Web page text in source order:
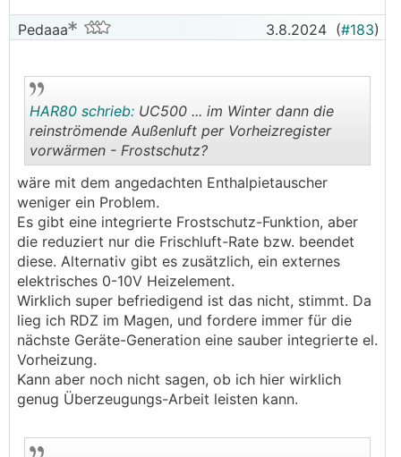
umgesetzt von @helyx:
https://www.energiesparhaus.at/forum-hydraulik-fbh
897_4#563253
Und weiters hat auch noch @Leitwolf ein paar sehr
gute Ideen, für eine Nachrüstvariante, die evtl. sogar
auch für die Masse tauglich sein könnte.
Was gibt es fertiges am Markt?
A. KWL-Geräte mit aktiver Heizung/Kühlung:
Zum einen gibt es "aktive" KWL Geräte, die eigentlich
zur Verwendung als Luftheizung für Passivhäuser
konzipiert sind:
z.B. Pichler PKOM4, Nilan Compact P oder Combi
Polar.
Die können als Umkehrfunktion auch Kühlen, und
damit die Luft auch entfeuchten.
Nachteil ist, die entfeuchtete Zuluft kommt dann
Also muss entweder die gesamte Zuluft-Verrohrung
Pedaaa 3.8.2024 (#183)
..
HAR80 schrieb: UC500 ... im Winter dann die
reinströmende Außenluft per Vorheizregister
vorwärmen - Frostschutz?
wäre mit dem angedachten Enthalpietauscher
weniger ein Problem.
Es gibt eine integrierte Frostschutz-Funktion, aber
die reduziert nur die Frischluft-Rate bzw. beendet
diese. Alternativ gibt es zusätzlich, ein externes
elektrisches 0-10V Heizelement.
Wirklich super befriedigend ist das nicht, stimmt. Da
lieg ich RDZ im Magen, und fordere immer für die
nächste Geräte-Generation eine sauber integrierte el.
Vorheizung.
Kann aber noch nicht sagen, ob ich hier wirklich
genug Überzeugungs-Arbeit leisten kann.